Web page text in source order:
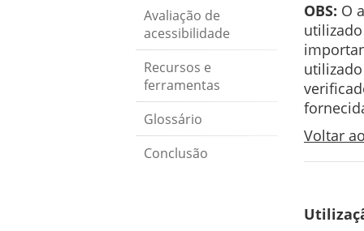
OBS: O
Voltar
Avaliação de
acessibilidade
Recursos e
ferramentas
Glossário
Conclusão